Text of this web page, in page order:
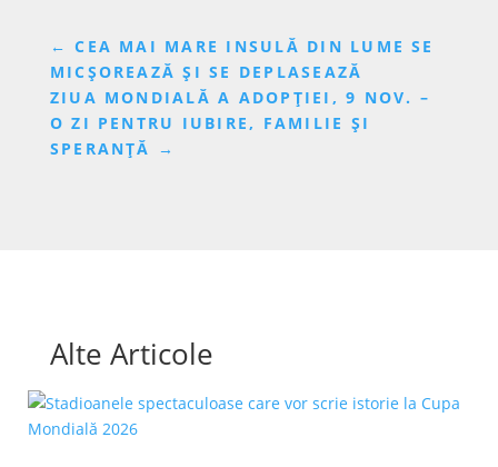
←CEA MAI MARE INSULĂ DIN LUME SE
MICȘOREAZĂ ȘI SE DEPLASEAZĂ
ZIUA MONDIALĂ A ADOPȚIEI, 9 NOV. –
O ZI PENTRU IUBIRE, FAMILIE ȘI
SPERANȚĂ →
Alte Articole